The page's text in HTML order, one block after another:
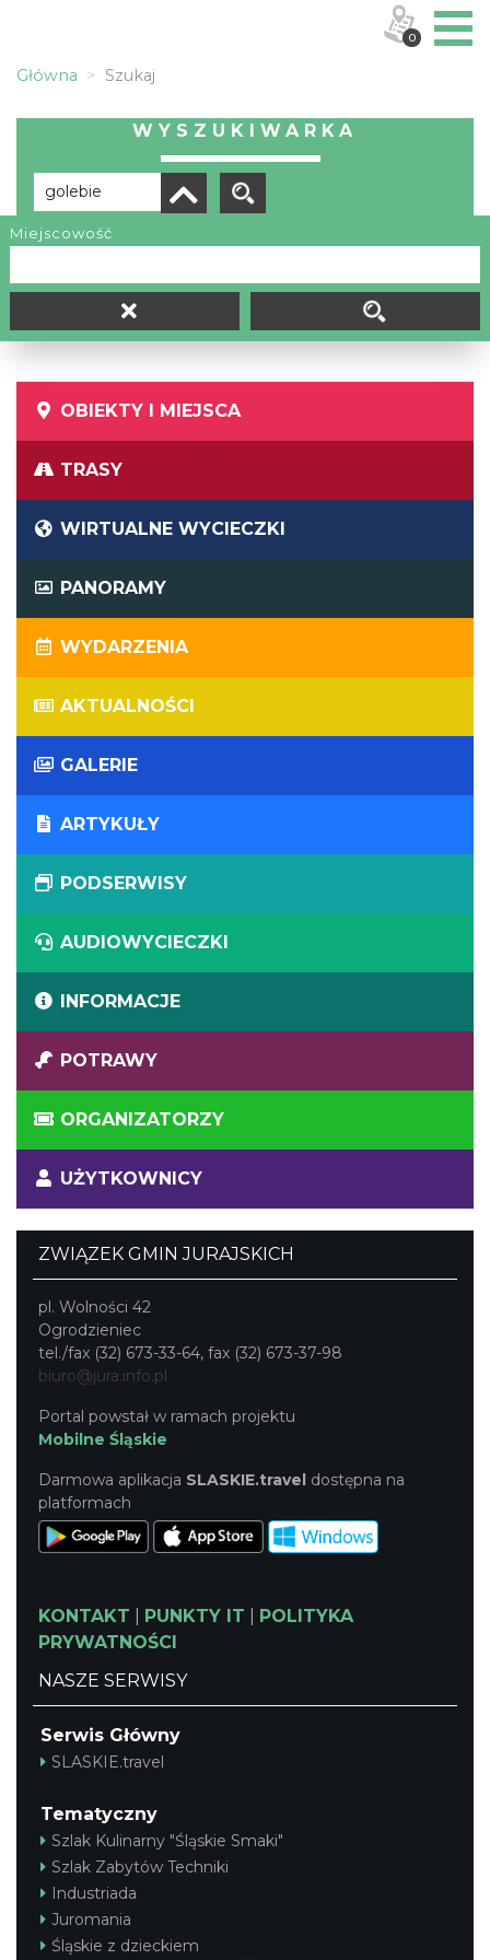
Główna Szukaj
WYSZUKIWARKA
Miejscowość
Brak wyników
OBIEKTY I MIEJSCA
TRASY
WIRTUALNE WYCIECZKI
PANORAMY
WYDARZENIA
AKTUALNOŚCI
GALERIE
ARTYKUŁY
PODSERWISY
AUDIOWYCIECZKI
INFORMACJE
POTRAWY
ORGANIZATORZY
UŻYTKOWNICY
ZWIĄZEK GMIN JURAJSKICH
pl. Wolności 42
Ogrodzieniec
tel./fax (32) 673-33-64, fax (32) 673-37-98
biuro@jura.info.pl
Portal powstał w ramach projektu
Mobilne Śląskie
Darmowa aplikacja SLASKIE.travel dostępna na
platformach
KONTAKT PUNKTY IT
POLITYKA
PRYWATNOŚCI
NASZE SERWISY
Serwis Główny
SLASKIE.travel
Tematyczny
Szlak Kulinarny "Śląskie Smaki"
Szlak Zabytów Techniki
Industriada
Juromania
Śląskie z dzieckiem
0